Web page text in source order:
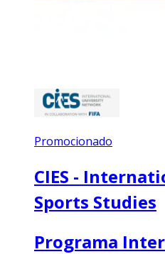
Promocionado
CIES -
Sports Studies
Programa